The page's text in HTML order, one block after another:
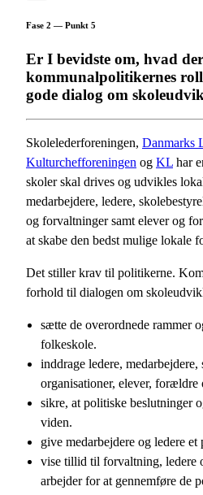
Fase 2 — Punkt 5
Er I bevidste om, hvad
kommunalpolitikernes
gode dialog om
Skolelederforeningen, Danmarks
Kulturchefforeningen og KL har
skoler skal drives og udvikles
medarbejdere, ledere,
og forvaltninger samt elever og
at skabe den bedst mulige lokale
Det stiller krav til politikerne.
forhold til dialogen om
sætte de overordnede rammer
folkeskole.
inddrage ledere,
organisationer, elever, forældre
sikre, at politiske beslutninger
viden.
give medarbejdere og ledere et
vise tillid til forvaltning, ledere
arbejder for at gennemføre de